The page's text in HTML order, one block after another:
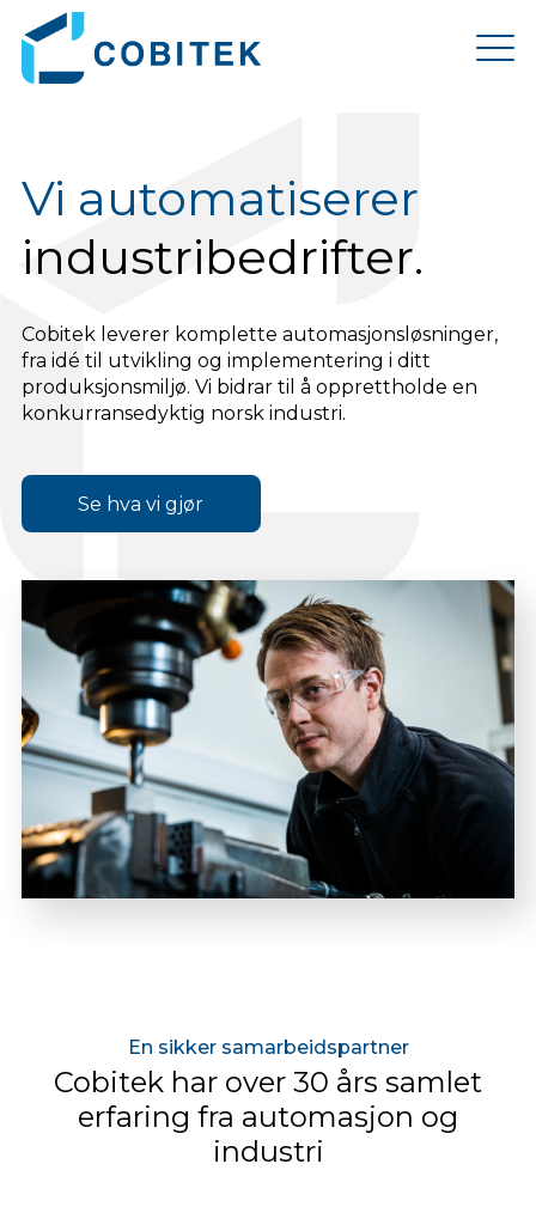
Vi automatiserer
industribedrifter.
Cobitek leverer komplette automasjonsløsninger,
fra idé til utvikling og implementering i ditt
produksjonsmiljø. Vi bidrar til å opprettholde en
konkurransedyktig norsk industri.
Se hva vi gjør
En sikker samarbeidspartner
Cobitek har over 30 års samlet
erfaring fra automasjon og
industri